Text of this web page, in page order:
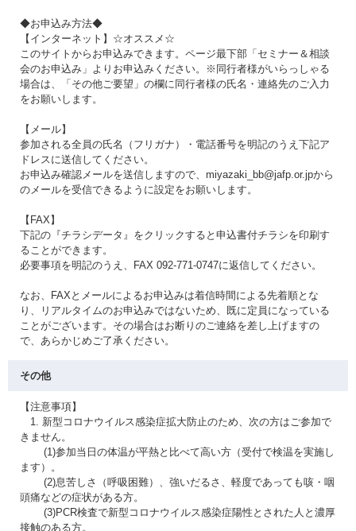
◆お申込み方法◆
【インターネット】☆オススメ☆
このサイトからお申込みできます。ページ最下部「セミナー＆相談
会のお申込み」よりお申込みください。※同行者様がいらっしゃる
場合は、「その他ご要望」の欄に同行者様の氏名・連絡先のご入力
をお願いします。
【メール】
参加される全員の氏名（フリガナ）・電話番号を明記のうえ下記ア
ドレスに送信してください。
お申込み確認メールを送信しますので、miyazaki_bb@jafp.or.jpから
のメールを受信できるように設定をお願いします。
【FAX】
下記の『チラシデータ』をクリックすると申込書付チラシを印刷す
ることができます。
必要事項を明記のうえ、FAX 092-771-0747に返信してください。
なお、FAXとメールによるお申込みは着信時間による先着順とな
り、リアルタイムのお申込みではないため、既に定員になっている
ことがございます。その場合はお断りのご連絡を差し上げますの
で、あらかじめご了承ください。
その他
【注意事項】
1. 新型コロナウイルス感染症拡大防止のため、次の方はご参加で
きません。
(1)参加当日の体温が平熱と比べて高い方（受付で検温を実施し
ます）。
(2)息苦しさ（呼吸困難）、強いだるさ、軽度であっても咳・咽
頭痛などの症状がある方。
(3)PCR検査で新型コロナウイルス感染症陽性とされた人と濃厚
接触のある方。